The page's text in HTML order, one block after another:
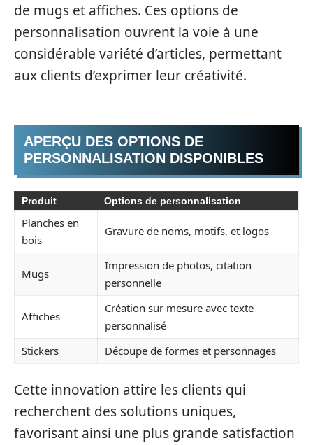
de mugs et affiches. Ces options de
personnalisation ouvrent la voie à une
considérable variété d’articles, permettant
aux clients d’exprimer leur créativité.
APERÇU DES OPTIONS DE
PERSONNALISATION DISPONIBLES
Produit Options de personnalisation
Planches en
bois
Gravure de noms, motifs, et logos
Mugs
Impression de photos, citation
personnelle
Affiches
Création sur mesure avec texte
personnalisé
Stickers
Découpe de formes et personnages
Cette innovation attire les clients qui
recherchent des solutions uniques,
favorisant ainsi une plus grande satisfaction